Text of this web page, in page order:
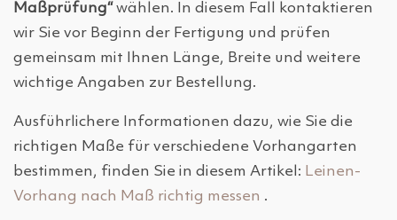
Maßprüfung“ wählen. In diesem Fall kontaktieren
wir Sie vor Beginn der Fertigung und prüfen
gemeinsam mit Ihnen Länge, Breite und weitere
wichtige Angaben zur Bestellung.
Ausführlichere Informationen dazu, wie Sie die
richtigen Maße für verschiedene Vorhangarten
bestimmen, finden Sie in diesem Artikel: Leinen-
Vorhang nach Maß richtig messen .